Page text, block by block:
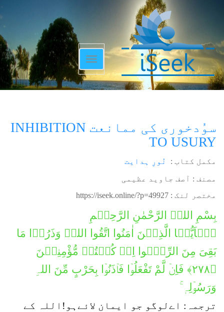
Toggle
navigation
سوُدخوری کی ممانعت INHIBITION
TO USURY
مکمل کتاب : نُورِ ہدایت
مصنف : آصف جاوید عظیمی
مختصر لنک : https://iseek.online/?p=49927
بِسْمِ اللہِ الرَّحْمٰنِ الرَّحِیۡمِ
یٰۤاَیُّہَا الَّذِیۡنَ اٰمَنُوا اتَّقُوا اللہَ وَذَرُوۡا مَا
بَقِیَ مِنَ الرِّبٰۤوا اِنۡ كُنۡتُمۡ مُّؤْمِنِیۡنَ
﴿۲۷۸﴾ فَاِنۡ لَّمْ تَفْعَلُوۡا فَاۡذَنُوۡا بِحَرْبٍ مِّنَ اللہِ
وَرَسُوۡلِہٖ ۚ
ترجمہ: اےلوگو جو ایمان لائےہو!اللہ کے